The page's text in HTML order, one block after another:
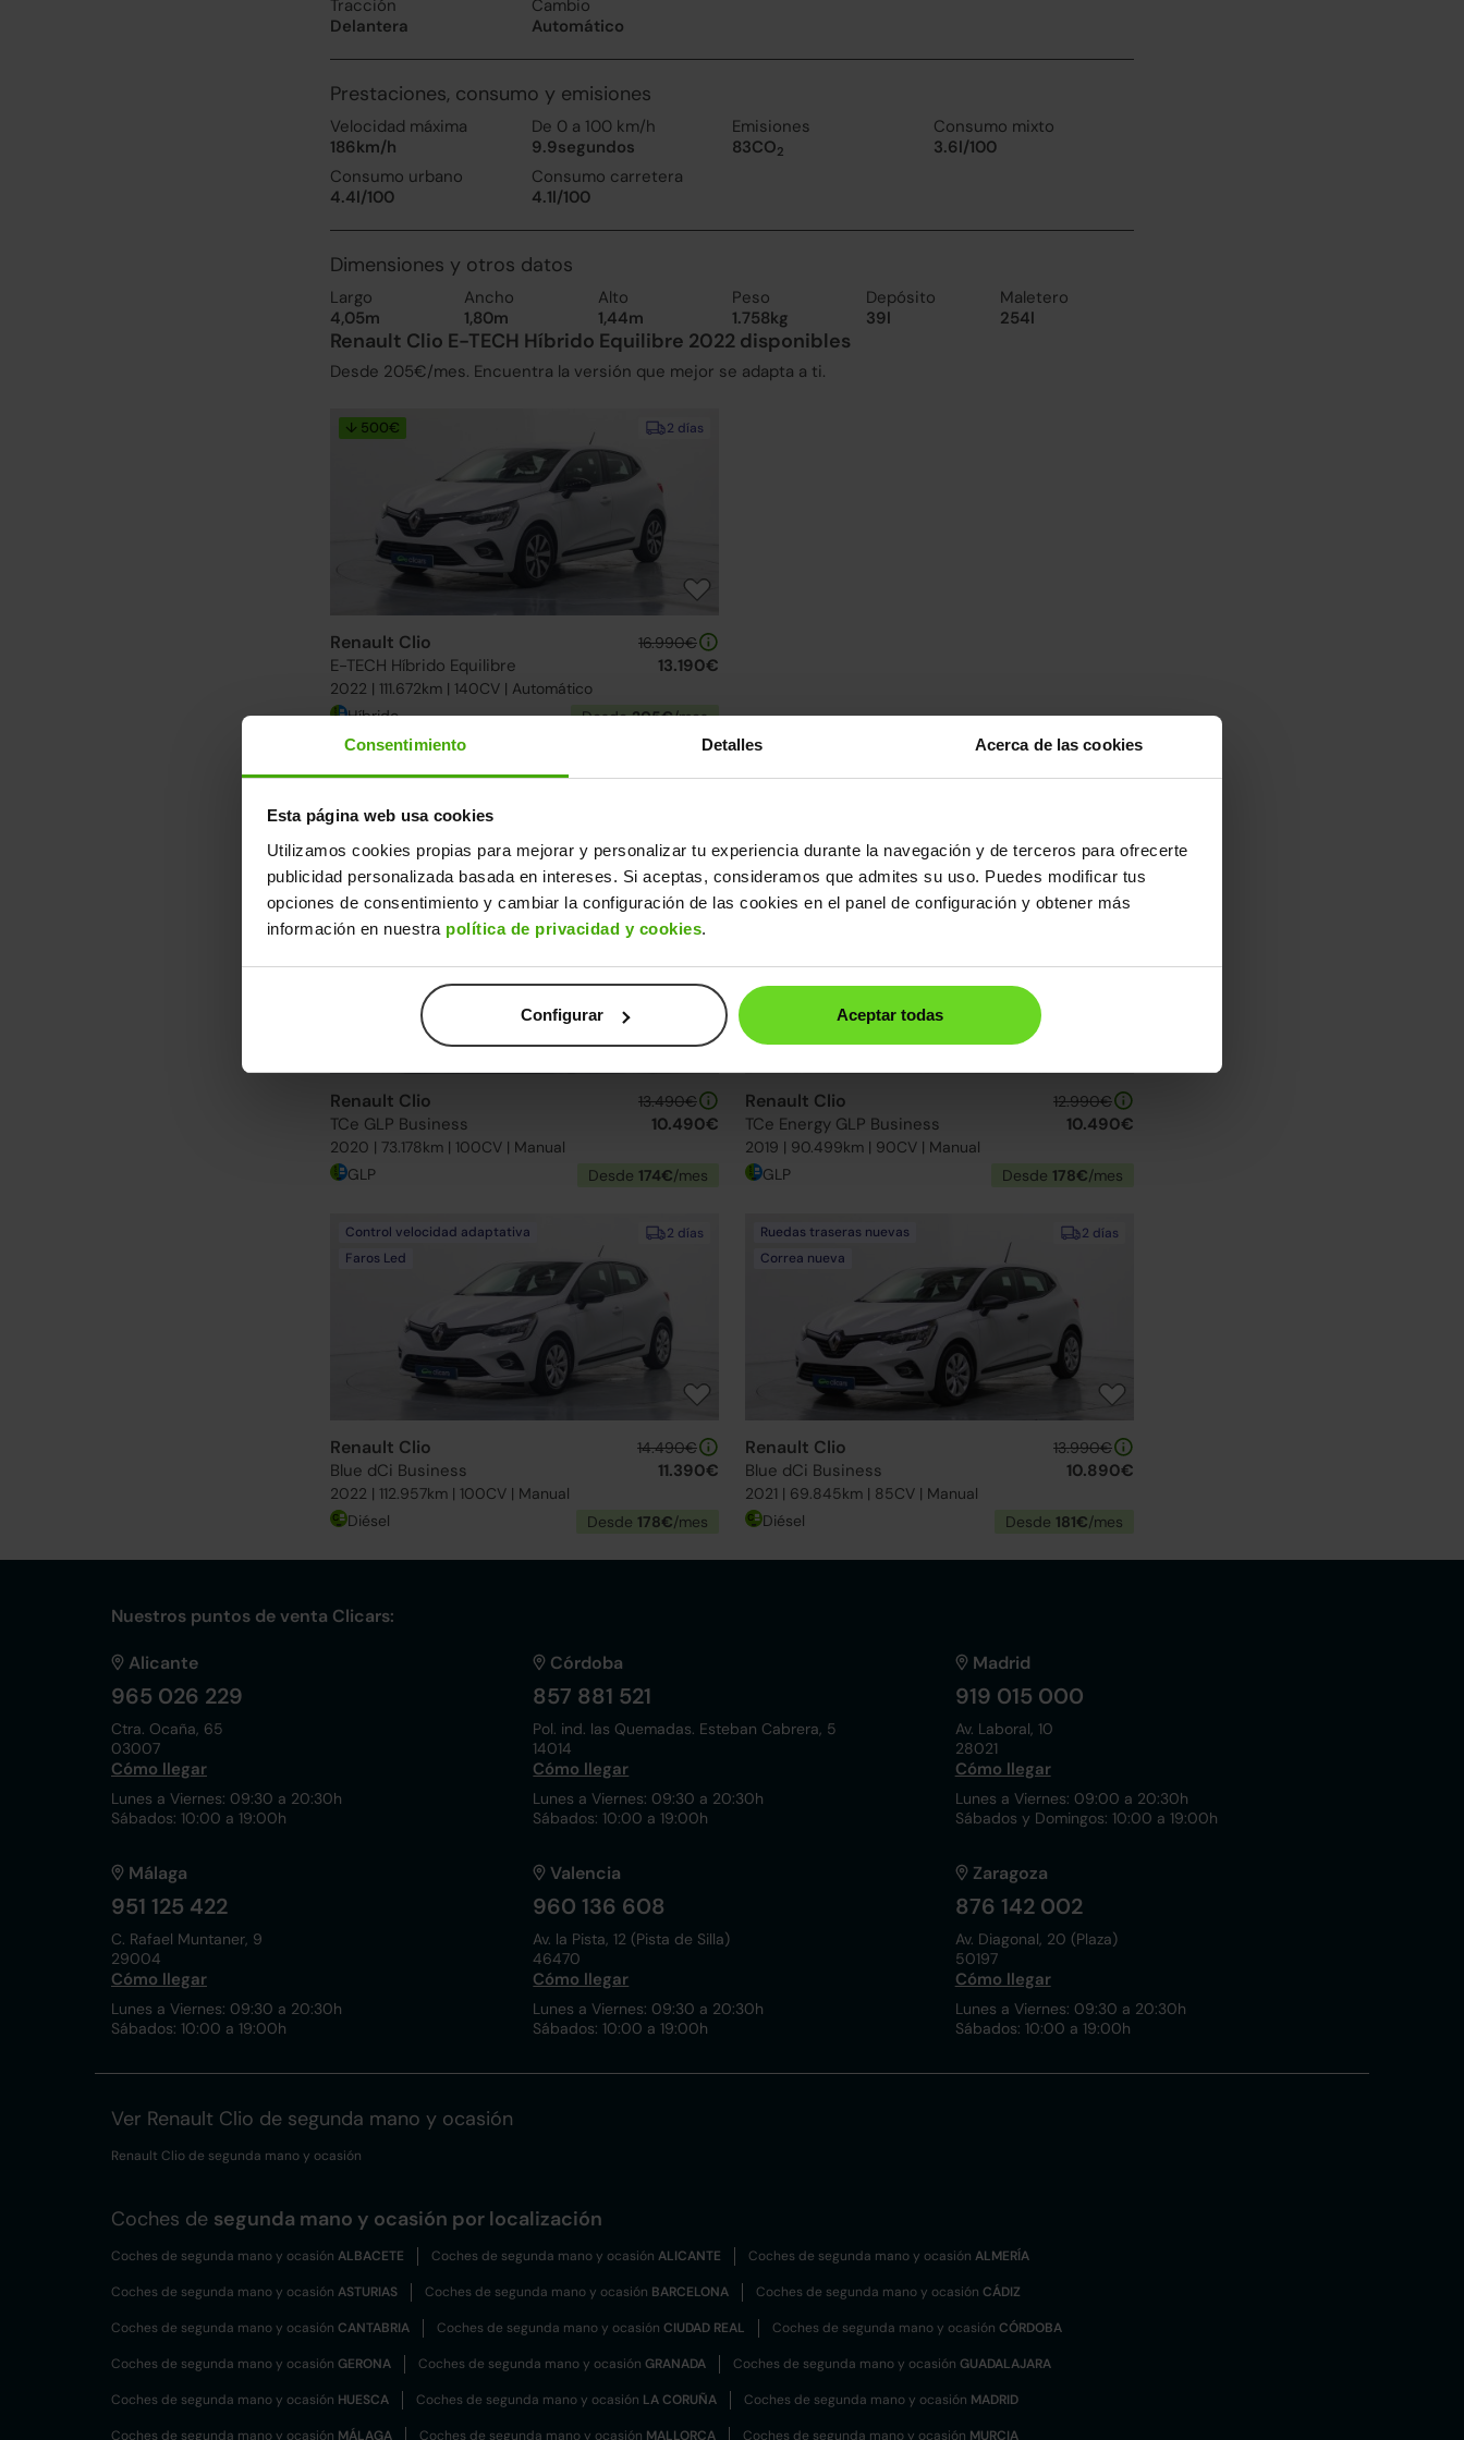
Consentimiento Detalles Acerca de las cookies
Esta página web usa cookies
Utilizamos cookies propias para mejorar y personalizar tu experiencia durante la navegación y de terceros para ofrecerte
publicidad personalizada basada en intereses. Si aceptas, consideramos que admites su uso. Puedes modificar tus
opciones de consentimiento y cambiar la configuración de las cookies en el panel de configuración y obtener más
información en nuestra política de privacidad y cookies.
Configurar Aceptar todas
Tracción
Delantera
Cambio
Automático
Prestaciones, consumo y emisiones
Velocidad máxima
186km/h
De 0 a 100 km/h
9.9segundos
Emisiones
83CO2
Consumo mixto
3.6l/100
Consumo urbano
4.4l/100
Consumo carretera
4.1l/100
Dimensiones y otros datos
Largo
4,05m
Ancho
1,80m
Alto
1,44m
Peso
1.758kg
Depósito
39l
Maletero
254l
Renault Clio E-TECH Híbrido Equilibre 2022 disponibles
Desde 205€/mes. Encuentra la versión que mejor se adapta a ti.
2 días
↓ 500€
Renault Clio
E-TECH Híbrido Equilibre
2022 | 111.672km | 140CV | Automático
16.990€
13.190€
Híbrido Desde205€/mes
Ver más Renault Clio
2 días
4 ruedas nuevas
Renault Clio
TCe GLP Business
2020 | 73.178km | 100CV | Manual
13.490€
10.490€
GLP Desde 174€/mes
2 días
Ruedas delanteras nuevas
Renault Clio
TCe Energy GLP Business
2019 | 90.499km | 90CV | Manual
12.990€
10.490€
GLP Desde 178€/mes
2 días
Control velocidad adaptativa
Faros Led
Renault Clio
Blue dCi Business
2022 | 112.957km | 100CV | Manual
14.490€
11.390€
Diésel Desde 178€/mes
2 días
Ruedas traseras nuevas
Correa nueva
Renault Clio
Blue dCi Business
2021 | 69.845km | 85CV | Manual
13.990€
10.890€
Diésel Desde 181€/mes
Nuestros puntos de venta Clicars:
Alicante
965 026 229
Ctra. Ocaña, 65
03007
Cómo llegar
Lunes a Viernes: 09:30 a 20:30h
Sábados: 10:00 a 19:00h
Córdoba
857 881 521
Pol. ind. las Quemadas. Esteban Cabrera, 5
14014
Cómo llegar
Lunes a Viernes: 09:30 a 20:30h
Sábados: 10:00 a 19:00h
Madrid
919 015 000
Av. Laboral, 10
28021
Cómo llegar
Lunes a Viernes: 09:00 a 20:30h
Sábados y Domingos: 10:00 a 19:00h
Málaga
951 125 422
C. Rafael Muntaner, 9
29004
Cómo llegar
Lunes a Viernes: 09:30 a 20:30h
Sábados: 10:00 a 19:00h
Valencia
960 136 608
Av. la Pista, 12 (Pista de Silla)
46470
Cómo llegar
Lunes a Viernes: 09:30 a 20:30h
Sábados: 10:00 a 19:00h
Zaragoza
876 142 002
Av. Diagonal, 20 (Plaza)
50197
Cómo llegar
Lunes a Viernes: 09:30 a 20:30h
Sábados: 10:00 a 19:00h
Ver Renault Clio de segunda mano y ocasión
Renault Clio de segunda mano y ocasión
Coches de segunda mano y ocasión por localización
Coches de segunda mano y ocasión ALBACETE Coches de segunda mano y ocasión ALICANTE Coches de segunda mano y ocasión ALMERÍA
Coches de segunda mano y ocasión ASTURIAS Coches de segunda mano y ocasión BARCELONA Coches de segunda mano y ocasión CÁDIZ
Coches de segunda mano y ocasión CANTABRIA Coches de segunda mano y ocasión CIUDAD REAL Coches de segunda mano y ocasión CÓRDOBA
Coches de segunda mano y ocasión GERONA Coches de segunda mano y ocasión GRANADA Coches de segunda mano y ocasión GUADALAJARA
Coches de segunda mano y ocasión HUESCA Coches de segunda mano y ocasión LA CORUÑA Coches de segunda mano y ocasión MADRID
Coches de segunda mano y ocasión MÁLAGA Coches de segunda mano y ocasión MALLORCA Coches de segunda mano y ocasión MURCIA